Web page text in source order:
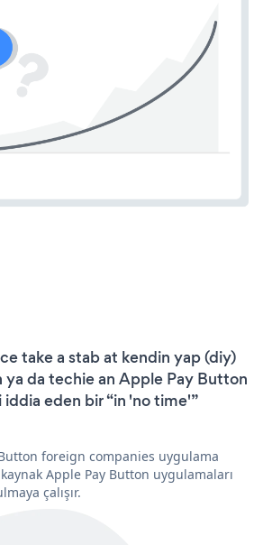
take a stab at kendin yap (diy)
da techie an Apple Pay Button
eden bir “in 'no time'”
foreign companies uygulama
Apple Pay Button uygulamaları
çalışır.